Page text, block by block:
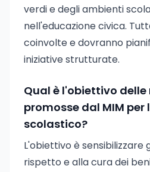
verdi e degli ambienti
nell'educazione civica.
coinvolte e dovranno
iniziative strutturate.
Qual è l'obiettivo
promosse dal MIM
scolastico?
L'obiettivo è sensibilizzare
rispetto e alla cura dei